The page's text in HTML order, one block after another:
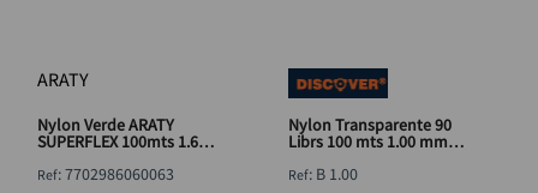
ARATY
Nylon Verde ARATY
SUPERFLEX 100mts 1.60
:7702986060063
Nylon Transparente 90
Librs 100 mts 1.00 mm
: B 1.00